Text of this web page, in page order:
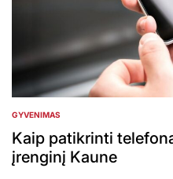
POSTED
IN
GYVENIMAS
Kaip patikrinti
įrenginį Kaune